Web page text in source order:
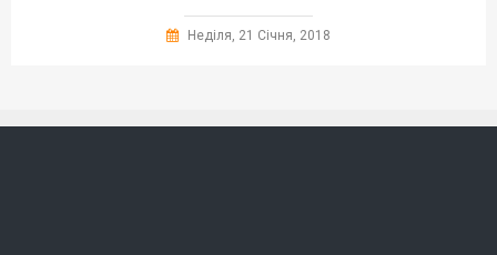
Неділя, 21 Січня, 2018